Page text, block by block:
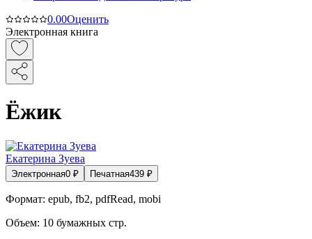
0.00Оценить
Электронная книга
Ёжик
Екатерина Зуева
Электронная0 ₽ Печатная439 ₽
Формат: epub, fb2, pdfRead, mobi
Объем: 10 бумажных стр.